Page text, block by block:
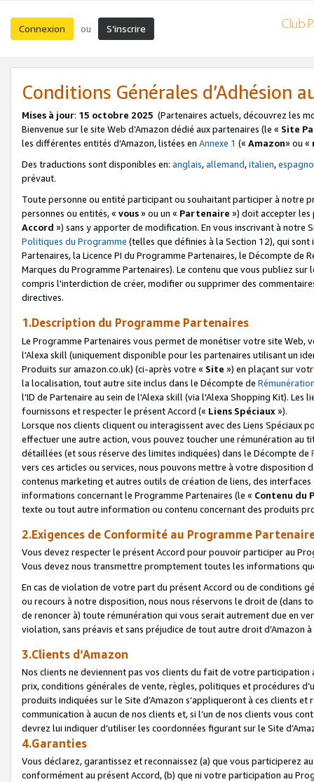
Connexion ou S’inscrire
Conditions Générales d’Adhésion
Mises à jour: 15 octobre 2025 (Partenaires actuels, découvrez les
Bienvenue sur le site Web d’Amazon dédié aux partenaires (le « Site
les différentes entités d’Amazon, listées en Annexe 1 (« Amazon» ou «
Des traductions sont disponibles en: anglais,allemand,italien,
prévaut.
Toute personne ou entité participant ou souhaitant participer à notre
personnes ou entités, « vous» ou un « Partenaire ») doit accepter les
Accord ») sans y apporter de modification. En vous inscrivant à notre
Politiques du Programme (telles que définies à la Section 12), qui
Partenaires, la Licence PI du Programme Partenaires, le Décompte de
Marques du Programme Partenaires). Le contenu que vous publiez
compris l'interdiction de créer, modifier ou supprimer des
directives.
1.Description du Programme Partenaires
Le Programme Partenaires vous permet de monétiser votre site Web,
l'Alexa skill (uniquement disponible pour les partenaires utilisant un
Produits sur amazon.co.uk) (ci-après votre « Site ») en plaçant sur
la localisation, tout autre site inclus dans le Décompte de
l'ID de Partenaire au sein de l'Alexa skill (via l'Alexa Shopping Kit).
fournissons et respecter le présent Accord (« Liens Spéciaux»).
Lorsque nos clients cliquent ou interagissent avec des Liens Spéciaux
effectuer une autre action, vous pouvez toucher une rémunération
détaillées (et sous réserve des limites indiquées) dans le Décompte de
vers ces articles ou services, nous pouvons mettre à votre disposition
contenus marketing et autres outils de création de liens, des
informations concernant le Programme Partenaires (le « Contenu du
texte ou tout autre information ou contenu concernant des produits
2.Exigences de Conformité au Programme
Vous devez respecter le présent Accord pour pouvoir participer au
Vous devez nous transmettre promptement toutes les informations
En cas de violation de votre part du présent Accord ou de conditions
ou recours à notre disposition, nous nous réservons le droit de (dans
de renoncer à) toute rémunération qui vous serait autrement due en
violation, sans préavis et sans préjudice de tout autre droit
3.Clients d’Amazon
Nos clients ne deviennent pas vos clients du fait de votre
prix, conditions générales de vente, règles, politiques et procédures
produits indiquées sur le Site d’Amazon s’appliqueront à ces clients
communication à aucun de nos clients et, si l’un de nos clients vous
devrez lui indiquer d’utiliser les coordonnées figurant sur le Site
4.Garanties
Vous déclarez, garantissez et reconnaissez (a) que vous participerez
conformément au présent Accord, (b) que ni votre participation au